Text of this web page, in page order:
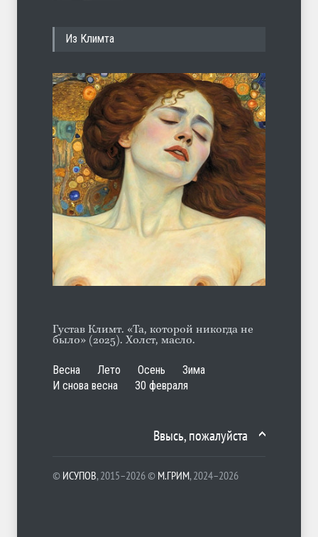
С теплотой
ЛЕТО 03.08.2026
Марципан (из Агнии Барто)
ЛЕТО 31.07.2026
Из Климта
Густав Климт. «Та, которой никогда не
было» (2025). Холст, масло.
Весна Лето Осень
Зима
И снова весна
30 февраля
Ввысь, пожалуйста
© ИСУПОВ, 2015–2026 © М.ГРИМ, 2024–2026